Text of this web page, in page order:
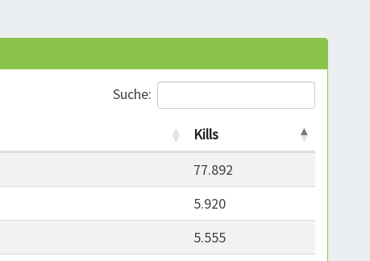
Suche:
Kills
77.892
5.920
5.555